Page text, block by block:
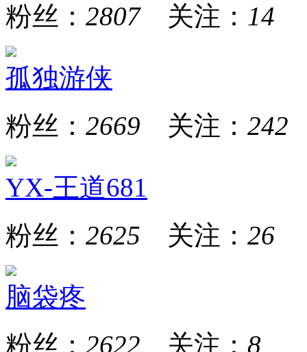
粉丝： 2807关注： 14
孤独游侠
粉丝： 2669 关注： 242
YX-王道681
粉丝： 2625 关注： 26
脑袋疼
粉丝： 2622 关注： 8